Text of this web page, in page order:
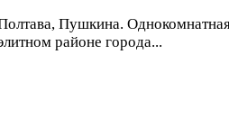
Пушкина.
районе города...